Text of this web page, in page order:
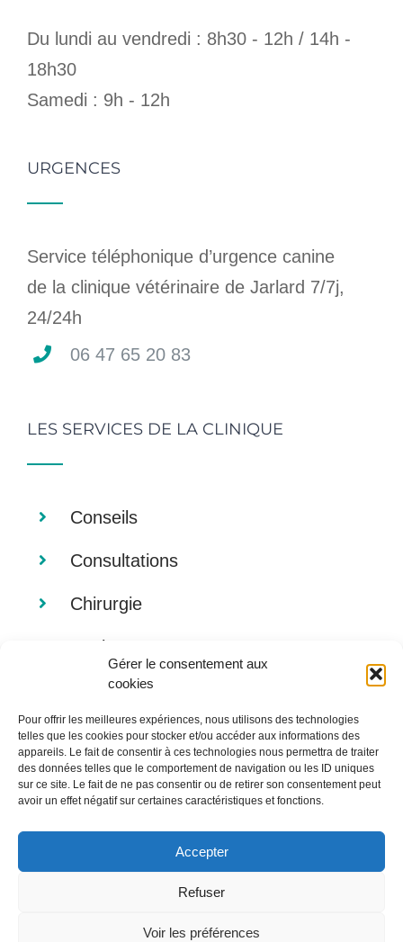
Gérer le consentement aux
cookies
Pour offrir les meilleures expériences, nous utilisons des technologies
telles que les cookies pour stocker et/ou accéder aux informations des
appareils. Le fait de consentir à ces technologies nous permettra de traiter
des données telles que le comportement de navigation ou les ID uniques
sur ce site. Le fait de ne pas consentir ou de retirer son consentement peut
avoir un effet négatif sur certaines caractéristiques et fonctions.
Accepter
Refuser
Voir les préférences
Du lundi au vendredi : 8h30 - 12h / 14h -
18h30
Samedi : 9h - 12h
URGENCES
Service téléphonique d’urgence canine
de la clinique vétérinaire de Jarlard 7/7j,
24/24h
06 47 65 20 83
LES SERVICES DE LA CLINIQUE
Conseils
Consultations
Chirurgie
Analyses
Imagerie
Alimentation
2026 |Mentions légales